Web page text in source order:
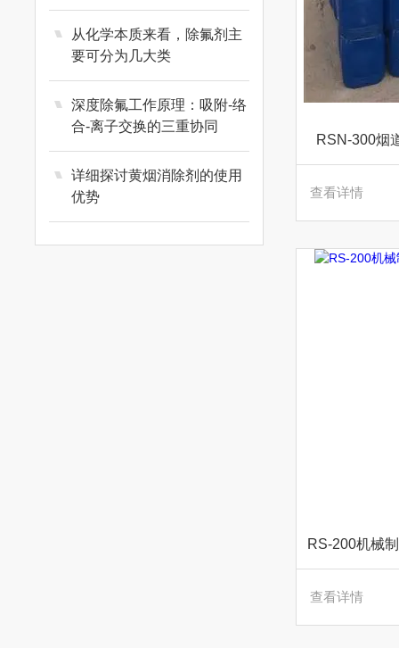
从化学本质来看，除氟剂主
要可分为几大类
深度除氟工作原理：吸附-络
合-离子交换的三重协同
详细探讨黄烟消除剂的使用
优势
RSN-300烟
查看详情
RS-200机械
查看详情